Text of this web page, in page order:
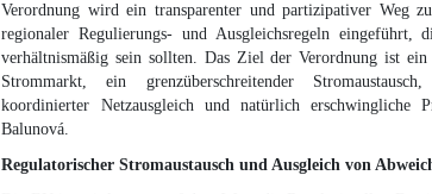
Verordnung wird ein transparenter und partizipativer Weg
regionaler Regulierungs- und Ausgleichsregeln eingeführt,
verhältnismäßig sein sollten. Das Ziel der Verordnung ist ein
Strommarkt, ein grenzüberschreitender
koordinierter Netzausgleich und natürlich erschwingliche
Balunová.
Regulatorischer Stromaustausch und Ausgleich von